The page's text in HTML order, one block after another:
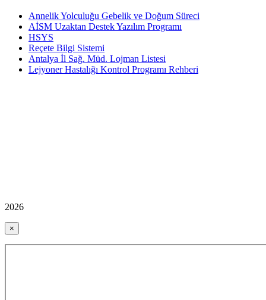
Annelik Yolculuğu Gebelik ve Doğum Süreci
AİSM Uzaktan Destek Yazılım Programı
HSYS
Reçete Bilgi Sistemi
Antalya İl Sağ. Müd. Lojman Listesi
Lejyoner Hastalığı Kontrol Programı Rehberi
2026
×